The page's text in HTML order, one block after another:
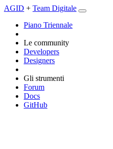
AGID + Team Digitale
Piano Triennale
Le community
Developers
Designers
Gli strumenti
Forum
Docs
GitHub